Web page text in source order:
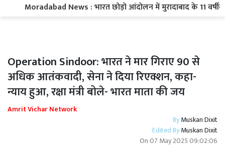
Moradabad News : भारत छोड़ो आंदोलन में मुरादाबाद के 11
Operation Sindoor: भारत ने मार गिराए 90 से
अधिक आतंकवादी, सेना ने दिया रिएक्शन, कहा-
न्याय हुआ, रक्षा मंत्री बोले- भारत माता की जय
Amrit Vichar Network
ByMuskan Dixit
Edited ByMuskan Dixit
On07 May 2025 09:02:06